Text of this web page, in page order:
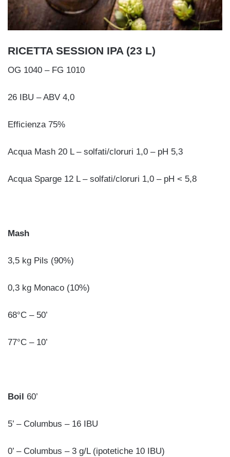
RICETTA SESSION IPA (23 L)
OG 1040 – FG 1010
26 IBU – ABV 4,0
Efficienza 75%
Acqua Mash 20 L – solfati/cloruri 1,0 – pH 5,3
Acqua Sparge 12 L – solfati/cloruri 1,0 – pH < 5,8
Mash
3,5 kg Pils (90%)
0,3 kg Monaco (10%)
68°C – 50’
77°C – 10’
Boil 60’
5’ – Columbus – 16 IBU
0’ – Columbus – 3 g/L (ipotetiche 10 IBU)